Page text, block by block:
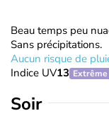
Beau temps peu
Sans précipitations.
Aucun risque de
Indice UV13 Extrême
Soir